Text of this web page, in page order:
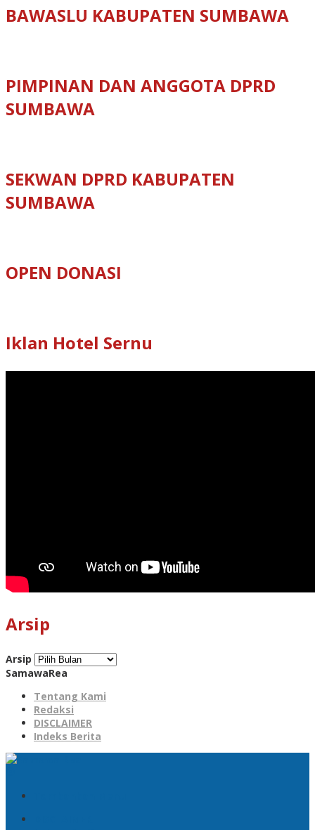
BAWASLU KABUPATEN SUMBAWA
PIMPINAN DAN ANGGOTA DPRD
SUMBAWA
SEKWAN DPRD KABUPATEN
SUMBAWA
OPEN DONASI
Iklan Hotel Sernu
Arsip
Arsip
SamawaRea
Tentang Kami
Redaksi
DISCLAIMER
Indeks Berita